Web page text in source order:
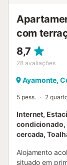
exteriores ou
quando a casa
com
8,7
28 avaliações
Ayamonte,
5 pess. 2
Internet,
condicionado,
cercada,
Alojamento
situado em